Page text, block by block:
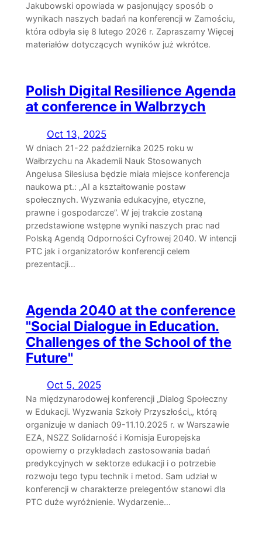
Jakubowski opowiada w pasjonujący sposób o
wynikach naszych badań na konferencji w Zamościu,
która odbyła się 8 lutego 2026 r. Zapraszamy Więcej
materiałów dotyczących wyników już wkrótce.
Polish Digital Resilience Agenda
at conference in Walbrzych
Oct 13, 2025
W dniach 21-22 października 2025 roku w
Wałbrzychu na Akademii Nauk Stosowanych
Angelusa Silesiusa będzie miała miejsce konferencja
naukowa pt.: „AI a kształtowanie postaw
społecznych. Wyzwania edukacyjne, etyczne,
prawne i gospodarcze”. W jej trakcie zostaną
przedstawione wstępne wyniki naszych prac nad
Polską Agendą Odporności Cyfrowej 2040. W intencji
PTC jak i organizatorów konferencji celem
prezentacji…
Agenda 2040 at the conference
"Social Dialogue in Education.
Challenges of the School of the
Future"
Oct 5, 2025
Na międzynarodowej konferencji „Dialog Społeczny
w Edukacji. Wyzwania Szkoły Przyszłości„, którą
organizuje w daniach 09-11.10.2025 r. w Warszawie
EZA, NSZZ Solidarność i Komisja Europejska
opowiemy o przykładach zastosowania badań
predykcyjnych w sektorze edukacji i o potrzebie
rozwoju tego typu technik i metod. Sam udział w
konferencji w charakterze prelegentów stanowi dla
PTC duże wyróżnienie. Wydarzenie…